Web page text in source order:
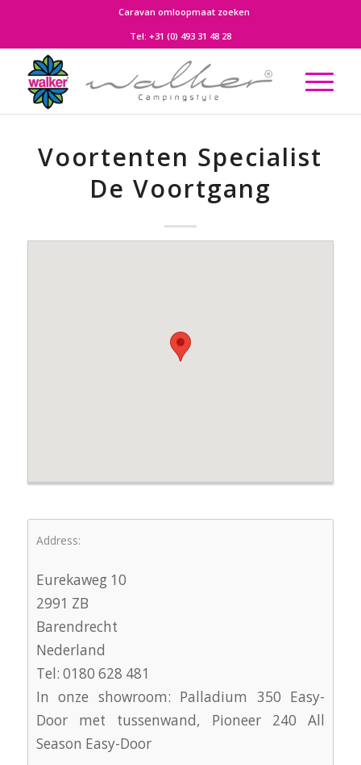
Caravan omloopmaat zoeken
Tel: +31 (0) 493 31 48 28
Voortenten Specialist
De Voortgang
Address:
Eurekaweg 10
2991 ZB
Barendrecht
Nederland
Tel: 0180 628 481
In onze showroom: Palladium 350 Easy-
Door met tussenwand, Pioneer 240 All
Season Easy-Door